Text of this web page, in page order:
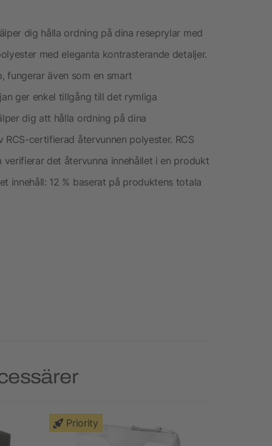
dig hålla ordning på dina reseprylar med
med eleganta kontrasterande detaljer.
fungerar även som en smart
ger enkel tillgång till det rymliga
dig att hålla ordning på dina
certifierad återvunnen polyester. RCS
det återvunna innehållet i en produkt
innehåll: 12 % baserat på produktens totala
Priority